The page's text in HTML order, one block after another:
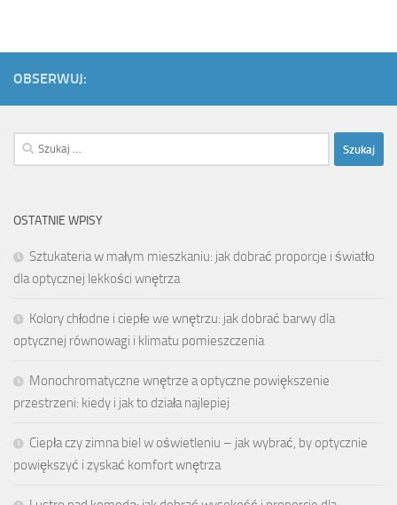
OBSERWUJ:
Szukaj:
OSTATNIE WPISY
Sztukateria w małym mieszkaniu: jak dobrać proporcje i światło
dla optycznej lekkości wnętrza
Kolory chłodne i ciepłe we wnętrzu: jak dobrać barwy dla
optycznej równowagi i klimatu pomieszczenia
Monochromatyczne wnętrze a optyczne powiększenie
przestrzeni: kiedy i jak to działa najlepiej
Ciepła czy zimna biel w oświetleniu – jak wybrać, by optycznie
powiększyć i zyskać komfort wnętrza